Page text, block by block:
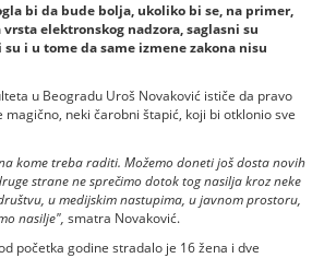
bi da bude bolja, ukoliko bi se, na primer,
elektronskog nadzora, saglasni su
i u tome da same izmene zakona nisu
u Beogradu Uroš Novaković ističe da pravo
magično, neki čarobni štapić, koji bi otklonio sve
kome treba raditi. Možemo doneti još dosta novih
strane ne sprečimo dotok tog nasilja kroz neke
u medijskim nastupima, u javnom prostoru,
nasilje", smatra Novaković.
početka godine stradalo je 16 žena i dve